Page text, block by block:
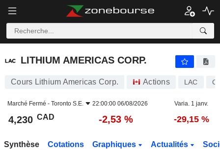
LITHIUM AMERICAS CORP.
LITHIUM AMERICAS CORP.
Cours Lithium Americas Corp. Actions LAC
Marché Fermé - Toronto S.E. 22:00:00 06/08/2026 Varia. 1 janv.
4,230 CAD -2,53 % -29,15 %
Synthèse Cotations Graphiques Actualités